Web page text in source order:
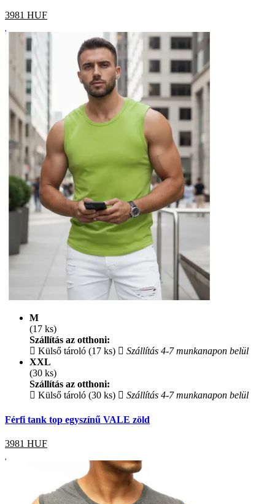
3981 HUF
M
(17 ks)
Szállítás az otthoni:
Külső tároló (17 ks)
Szállítás 4-7 munkanapon belül
XXL
(30 ks)
Szállítás az otthoni:
Külső tároló (30 ks)
Szállítás 4-7 munkanapon belül
Férfi tank top egyszínű VALE zöld
3981 HUF